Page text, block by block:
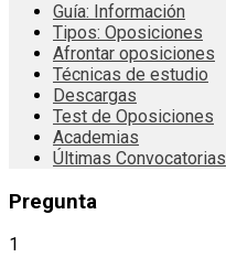
Guía: Información
Tipos: Oposiciones
Afrontar oposiciones
Técnicas de estudio
Descargas
Test de Oposiciones
Academias
Últimas Convocatorias
Pregunta
1